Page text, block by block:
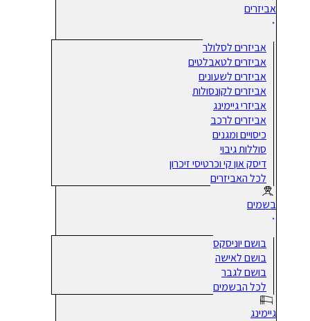
אביזרים
אביזרים לסלולר
אביזרים לטאבלטים
אביזרים לשעונים
אביזרים לקונסולות
אביזרי גיימינג
אביזרים לרכב
כיסויים ומגנים
סוללות גיבוי
דיסק און קי וכרטיסי זיכרון
לכל האביזרים
בשמים
בושם יוניסקס
בושם לאישה
בושם לגבר
לכל הבשמים
גיימינג